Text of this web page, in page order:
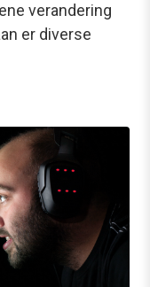
verandering
er diverse